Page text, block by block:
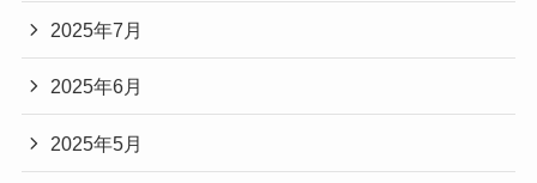
2025年7月
2025年6月
2025年5月